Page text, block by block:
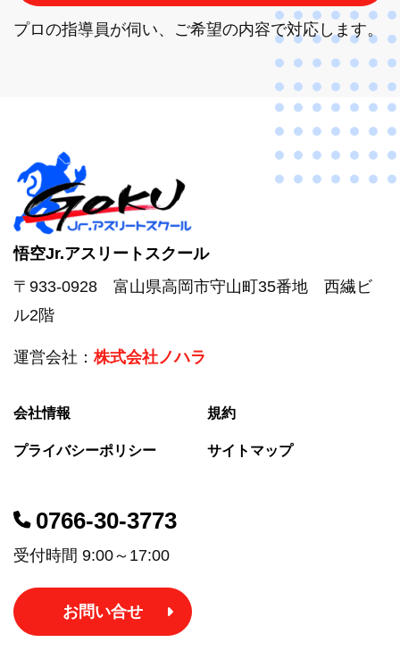
プロの指導員が伺い、ご希望の内容で対応します。
悟空Jr.アスリートスクール
〒933-0928 富山県高岡市守山町35番地 西繊ビ
ル2階
運営会社：株式会社ノハラ
会社情報 規約
プライバシーポリシー サイトマップ
0766-30-3773
受付時間 9:00～17:00
お問い合せ